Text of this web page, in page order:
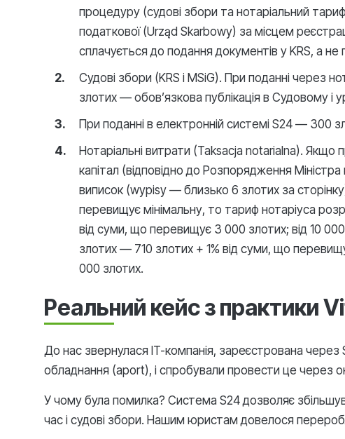
процедуру (судові збори та нотаріальний
податкової (Urząd Skarbowy) за місцем
сплачується до подання документів у KRS, а не
Судові збори (KRS і MSiG). При поданні через
злотих — обов’язкова публікація в Судовому
При поданні в електронній системі S24 — 300
Нотаріальні витрати (Taksacja notarialna).
капітал (відповідно до Розпорядження
виписок (wypisy — близько 6 злотих за
перевищує мінімальну, то тариф нотаріуса
від суми, що перевищує 3 000 злотих; від 10
злотих — 710 злотих + 1% від суми, що
000 злотих.
Реальний кейс з практики
До нас звернулася IT-компанія, зареєстрована
обладнання (aport), і спробували провести це через
У чому була помилка? Система S24 дозволяє
час і судові збори. Нашим юристам довелося